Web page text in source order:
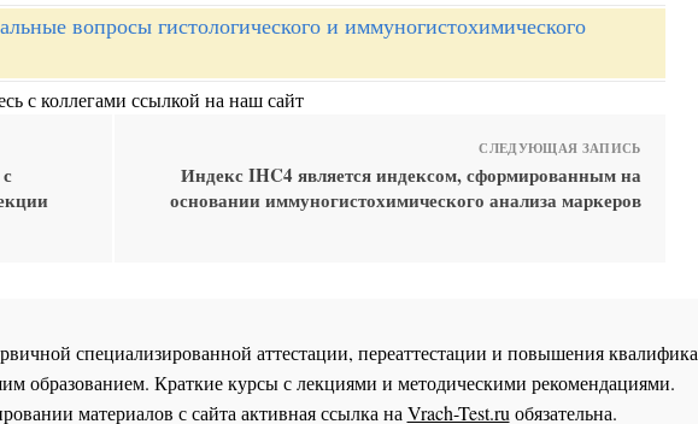
вопросы гистологического и иммуногистохимического
с коллегами ссылкой на наш сайт
СЛЕДУЮЩАЯ ЗАПИСЬ
Индекс IHC4 является индексом, сформированным на
основании иммуногистохимического анализа маркеров
специализированной аттестации, переаттестации и повышения
образованием. Краткие курсы с лекциями и методическими рекомендациями.
материалов с сайта активная ссылка наVrach-Test.ruобязательна.